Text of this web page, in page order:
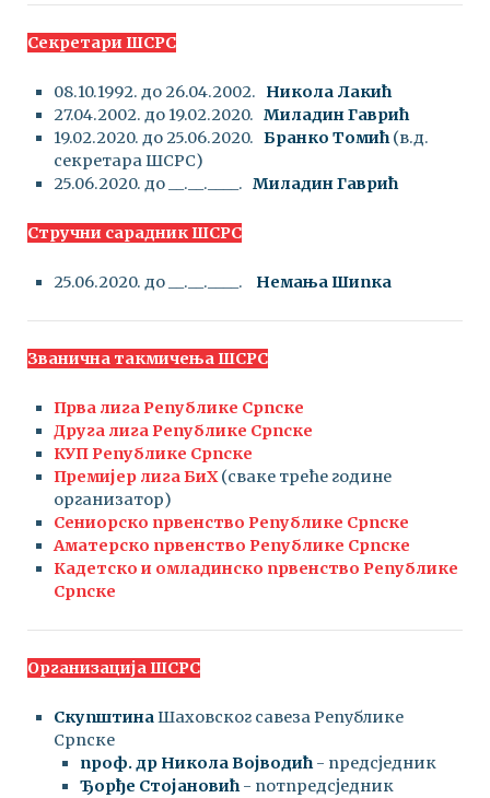
Секретари ШСРС
08.10.1992. до 26.04.2002. Никола Лакић
27.04.2002. до 19.02.2020. Миладин Гаврић
19.02.2020. до 25.06.2020. Бранко Томић(в.д.
секретара ШСРС)
25.06.2020. до __.__.____. Миладин Гаврић
Стручни сарадник ШСРС
25.06.2020. до __.__.____. Немања Шипка
Званична такмичења ШСРС
Прва лига Републике Српске
Друга лига Републике Српске
КУП Републике Српске
Премијер лига БиХ (сваке треће године
организатор)
Сениорско првенство Републике Српске
Аматерско првенство Републике Српске
Кадетско и омладинско првенство Републике
Српске
Организација ШСРС
СкупштинаШаховског савеза Републике
Српске
проф. др Никола Војводић- предсједник
Ђорђе Стојановић- потпредсједник